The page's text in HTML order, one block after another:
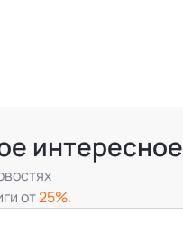
интересное
от25%.